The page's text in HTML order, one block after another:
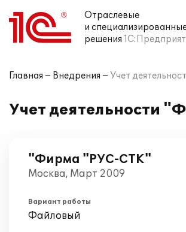
Отраслевые
и
решения
Главная Внедрения Учет
Учет деятельности
"Фирма "РУС-СТК"
Москва, Март 2009
Вариант работы
Файловый